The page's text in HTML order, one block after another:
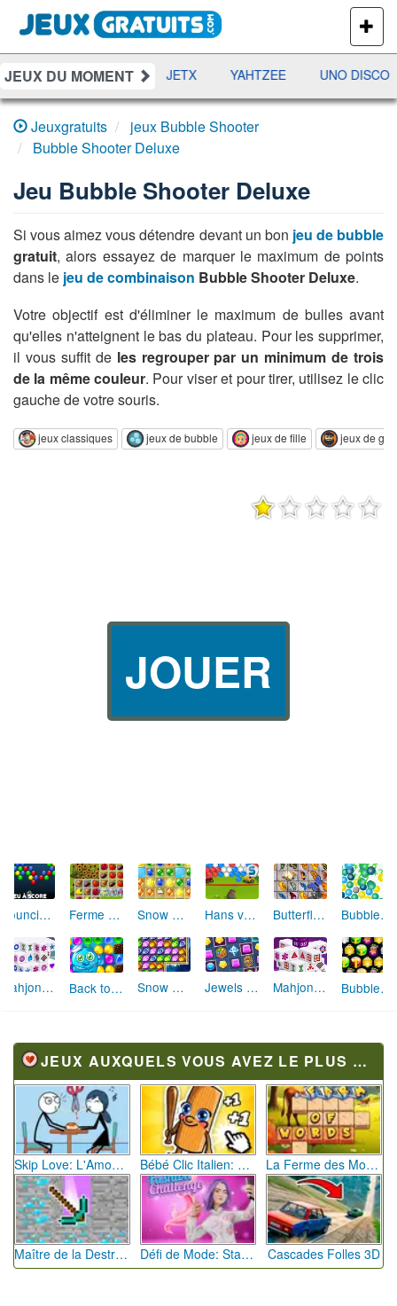
PLUS
DE
JEUX
JEUX DU MOMENT
DAMES RAMI JETX YAHTZEE UNO DISCO
Jeuxgratuits
jeux Bubble Shooter
Bubble Shooter Deluxe
Jeu Bubble Shooter Deluxe
Si vous aimez vous détendre devant un bon jeu de bubble
gratuit, alors essayez de marquer le maximum de points
dans le jeu de combinaison Bubble Shooter Deluxe.
Votre objectif est d'éliminer le maximum de bulles avant
qu'elles n'atteignent le bas du plateau. Pour les supprimer,
il vous suffit de les regrouper par un minimum de trois
de la même couleur. Pour viser et pour tirer, utilisez le clic
gauche de votre souris.
jeux classiques jeux de bubble jeux de fille jeux de
JOUER
Bouncing Balls Ferme de Rêves Snow Queen 4 Hans vs Franz Bubble Butterfly Kyodai Bubble Spinner 2
Mahjongg Dimensions Back to Candyland 3 Sweet River Snow Queen Jewels Blitz 4 Mahjongg Dark Dimensions Bubble Hit Christmas
JEUX AUXQUELS VOUS AVEZ LE PLUS JOUÉ
Skip Love: L'Amour en Péril Bébé Clic Italien: La Folie des Petits Bambins La Ferme des Mots - Cultivez votre Vocabulaire
Maître de la Destruction: Fusion de Pioches Défi de Mode: Star du Podium Cascades Folles 3D